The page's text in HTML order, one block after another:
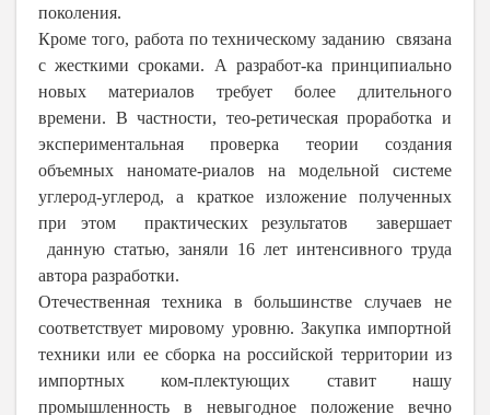
поколения.
Кроме того, работа по техническому заданию связана
с жесткими сроками. А разработ-ка принципиально
новых материалов требует более длительного
времени. В частности, тео-ретическая проработка и
экспериментальная проверка теории создания
объемных наномате-риалов на модельной системе
углерод-углерод, а краткое изложение полученных
при этом практических результатов завершает
данную статью, заняли 16 лет интенсивного труда
автора разработки.
Отечественная техника в большинстве случаев не
соответствует мировому уровню. Закупка импортной
техники или ее сборка на российской территории из
импортных ком-плектующих ставит нашу
промышленность в невыгодное положение вечно